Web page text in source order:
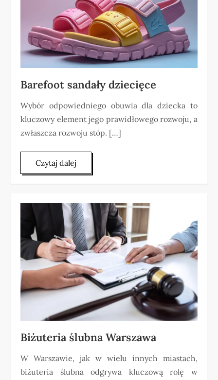
Barefoot sandały dziecięce
Wybór odpowiedniego obuwia dla dziecka to
kluczowy element jego prawidłowego rozwoju, a
zwłaszcza rozwoju stóp. […]
Czytaj dalej
Biżuteria ślubna Warszawa
W Warszawie, jak w wielu innych miastach,
biżuteria ślubna odgrywa kluczową rolę w